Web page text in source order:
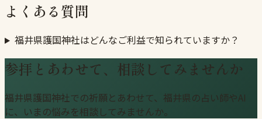
よくある質問
福井県護国神社はどんなご利益で知られていますか？
参拝とあわせて、相談してみませんか
福井県護国神社での祈願とあわせて、福井県の占い師やAI
に、いまの悩みを相談してみませんか。